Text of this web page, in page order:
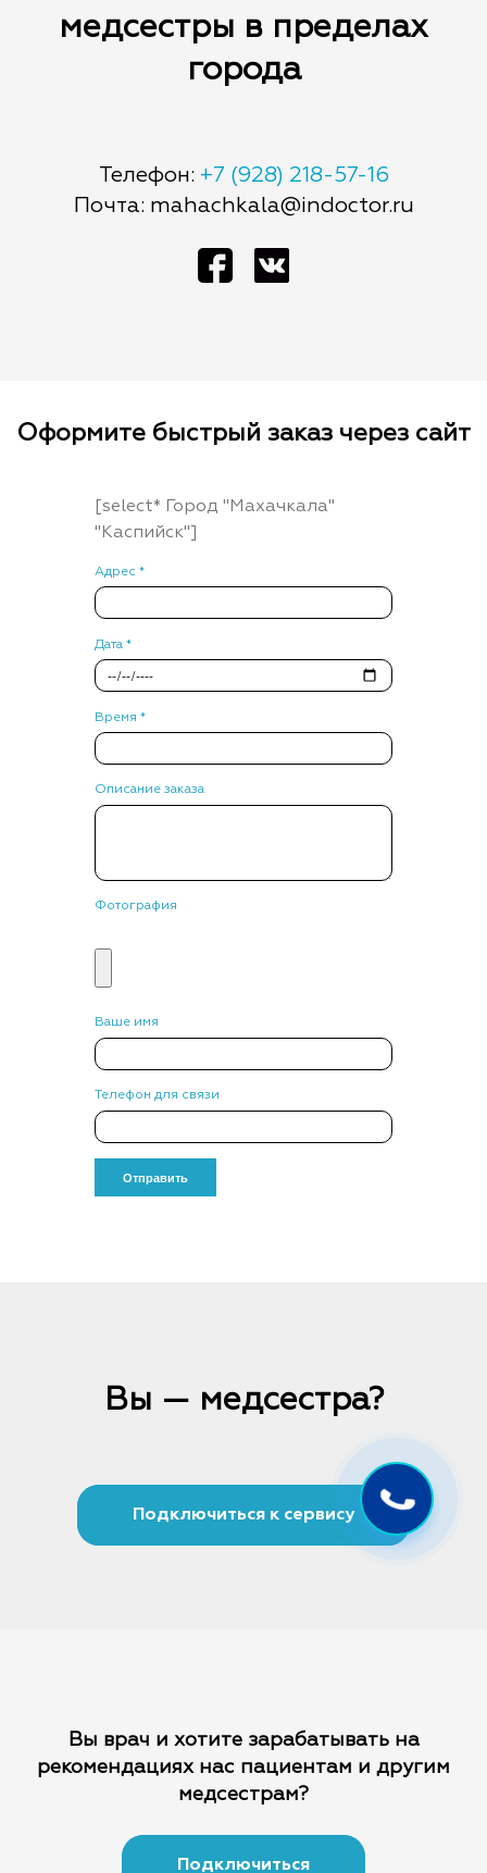
медсестры в пределах
города
Телефон: +7 (928) 218-57-16
Почта: mahachkala@indoctor.ru
Оформите быстрый заказ через сайт
[select* Город "Махачкала"
"Каспийск"]
Адрес *
Дата *
Время *
Описание заказа
Фотография
Ваше имя
Телефон для связи
Вы — медсестра?
Подключиться к сервису
Вы врач и хотите зарабатывать на
рекомендациях нас пациентам и другим
медсестрам?
Подключиться